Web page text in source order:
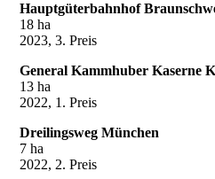
Hauptgüterbahnhof
18 ha
2023, 3. Preis
General Kammhuber Kaserne
13 ha
2022, 1. Preis
Dreilingsweg München
7 ha
2022, 2. Preis